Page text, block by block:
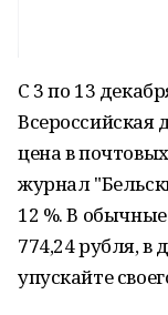
С 3 по 13
Всероссийская
цена в
журнал
12 %. В
774,24 рубля, в
упускайте